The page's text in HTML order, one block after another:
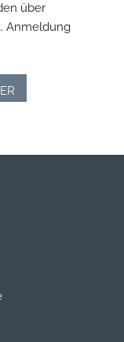
über
Anmeldung